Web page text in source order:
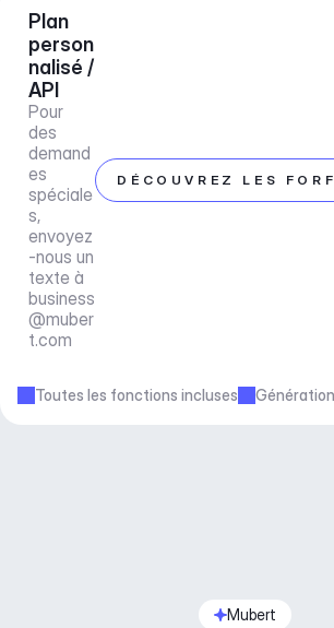
Plan
person
nalisé /
API
Pour
des
demand
es
spéciale
s,
envoyez
-nous un
business
@muber
t.com
DÉCOUVREZ LES
Toutes les fonctions incluses
Mubert